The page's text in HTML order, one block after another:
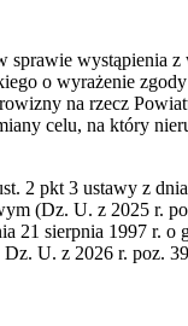
sprawie wystąpienia
o wyrażenie
na rzecz
celu, na który
2 pkt 3 ustawy z
(Dz. U. z 2025 r.
21 sierpnia 1997 r. o
U. z 2026 r. poz.